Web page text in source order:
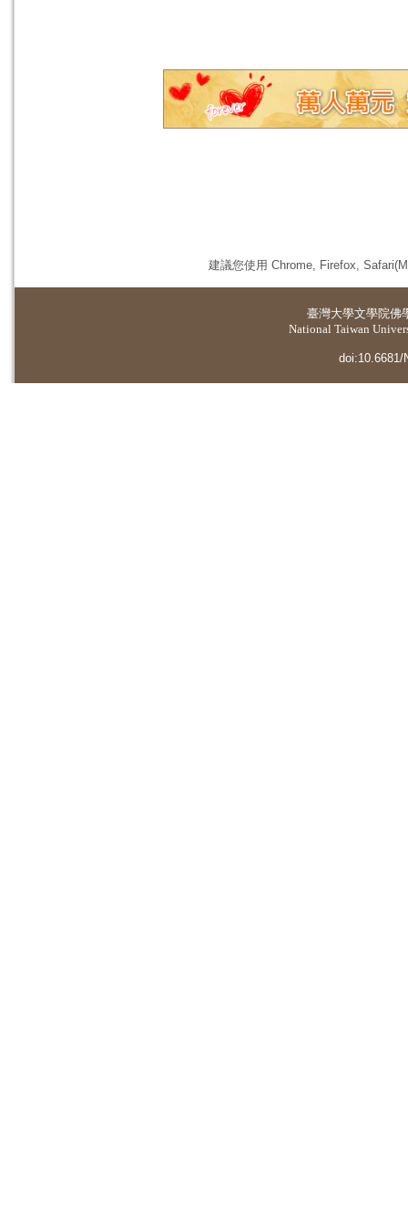
建議您使用 Chrome, Firefox,
臺灣大學文學院佛
National Taiwan
doi:10.6681/